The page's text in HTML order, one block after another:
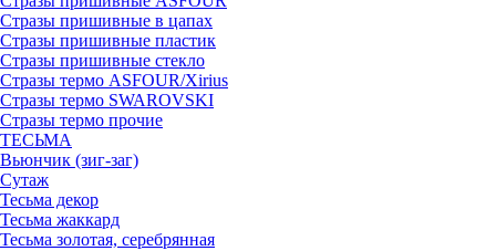
Стразы пришивные в цапах
Стразы пришивные пластик
Стразы пришивные стекло
Стразы термо ASFOUR/Xirius
Стразы термо SWAROVSKI
Стразы термо прочие
ТЕСЬМА
Вьюнчик (зиг-заг)
Сутаж
Тесьма декор
Тесьма жаккард
Тесьма золотая, серебрянная